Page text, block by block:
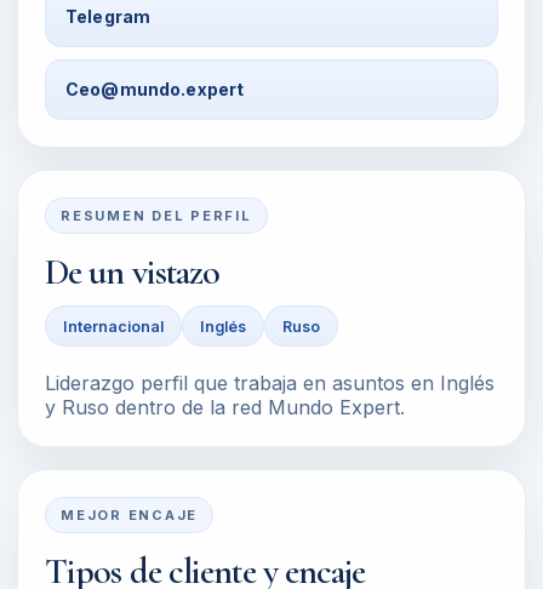
Telegram
Ceo@mundo.expert
RESUMEN DEL PERFIL
De un vistazo
Internacional Inglés Ruso
Liderazgo perfil que trabaja en asuntos en Inglés
y Ruso dentro de la red Mundo Expert.
MEJOR ENCAJE
Tipos de cliente y encaje